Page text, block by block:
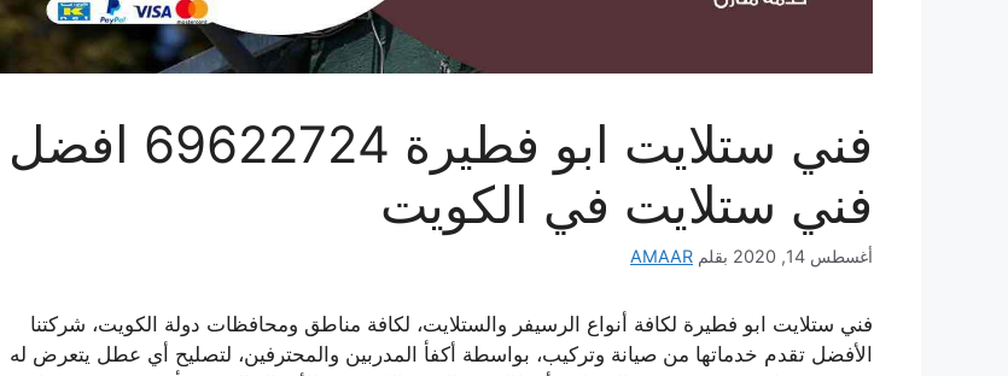
فني ستلايت ابو فطيرة 69622724 افضل
فني ستلايت في الكويت
أغسطس 14, 2020 بقلم AMAAR
فني ستلايت ابو فطيرة لكافة أنواع الرسيفر والستلايت، لكافة مناطق ومحافظات دولة الكويت، شركتنا
الأفضل تقدم خدماتها من صيانة وتركيب، بواسطة أكفأ المدربين والمحترفين، لتصليح أي عطل يتعرض له